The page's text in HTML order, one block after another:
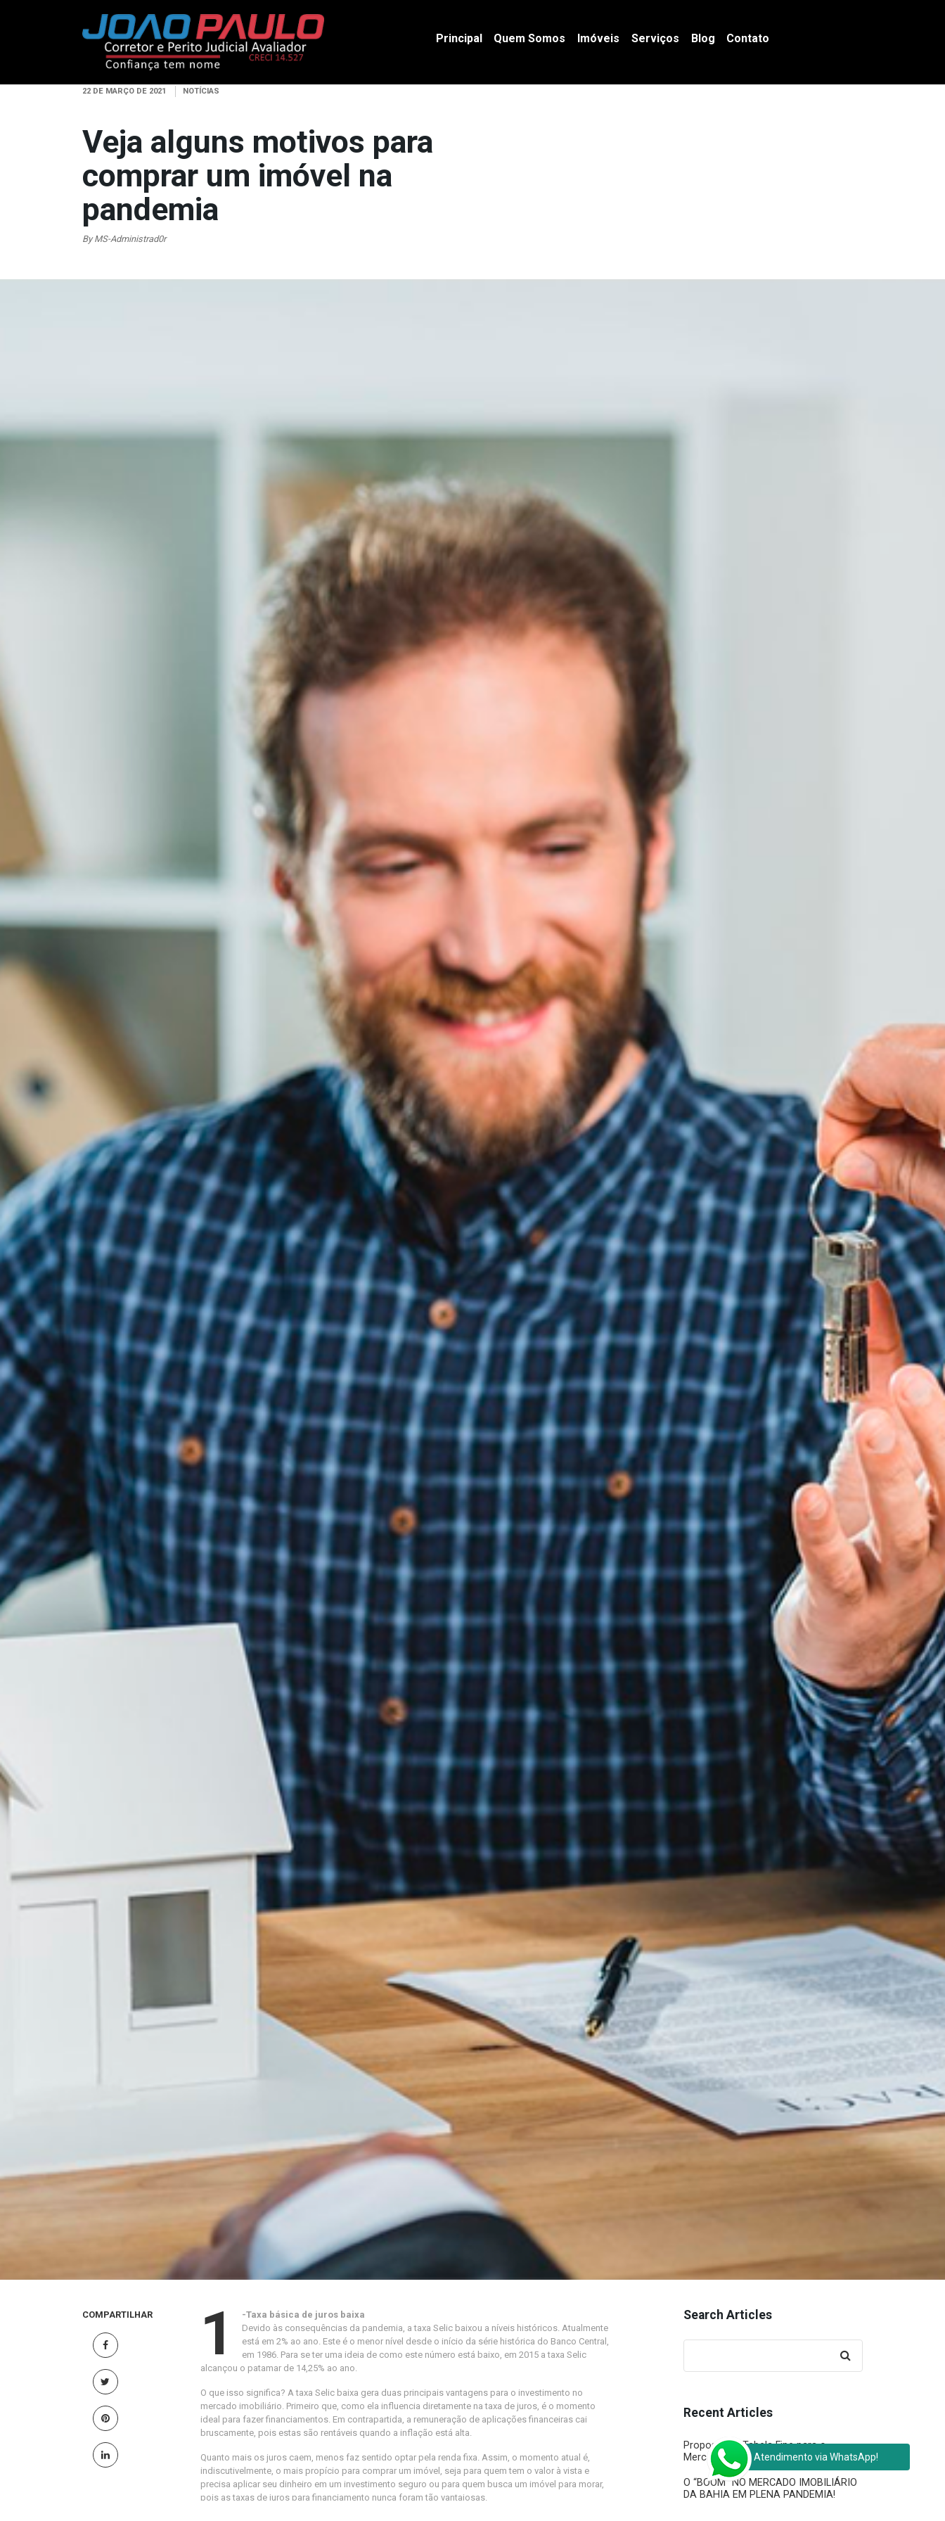
Principal Quem Somos Imóveis Serviços Blog Contato
22 DE MARÇO DE 2021 NOTÍCIAS
Veja alguns motivos para
comprar um imóvel na
pandemia
By MS-Administrad0r
COMPARTILHAR 1
-Taxa básica de juros baixa
Devido às consequências da pandemia, a taxa Selic baixou a níveis históricos. Atualmente
está em 2% ao ano. Este é o menor nível desde o início da série histórica do Banco Central,
em 1986. Para se ter uma ideia de como este número está baixo, em 2015 a taxa Selic
alcançou o patamar de 14,25% ao ano.
O que isso significa? A taxa Selic baixa gera duas principais vantagens para o investimento no
mercado imobiliário. Primeiro que, como ela influencia diretamente na taxa de juros, é o momento
ideal para fazer financiamentos. Em contrapartida, a remuneração de aplicações financeiras cai
bruscamente, pois estas são rentáveis quando a inflação está alta.
Quanto mais os juros caem, menos faz sentido optar pela renda fixa. Assim, o momento atual é,
indiscutivelmente, o mais propício para comprar um imóvel, seja para quem tem o valor à vista e
precisa aplicar seu dinheiro em um investimento seguro ou para quem busca um imóvel para morar,
pois as taxas de juros para financiamento nunca foram tão vantajosas.
Search Articles
Recent Articles
Proposta de Tabela Fipe para o
Mercado Imobiliário Brasileiro
O “BOOM” NO MERCADO IMOBILIÁRIO
DA BAHIA EM PLENA PANDEMIA!
Atendimento via WhatsApp!